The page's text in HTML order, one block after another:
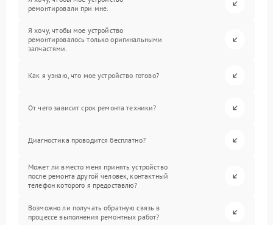
ремонтировали при мне.
Я хочу, чтобы мое устройство
ремонтировалось только оригинальными
запчастями.
Как я узнаю, что мое устройство готово?
От чего зависит срок ремонта техники?
Диагностика проводится бесплатно?
Может ли вместо меня принять устройство
после ремонта другой человек, контактный
телефон которого я предоставлю?
Возможно ли получать обратную связь в
процессе выполнения ремонтных работ?